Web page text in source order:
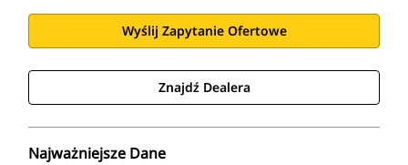
Wyślij Zapytanie Ofertowe
Znajdź Dealera
Najważniejsze Dane